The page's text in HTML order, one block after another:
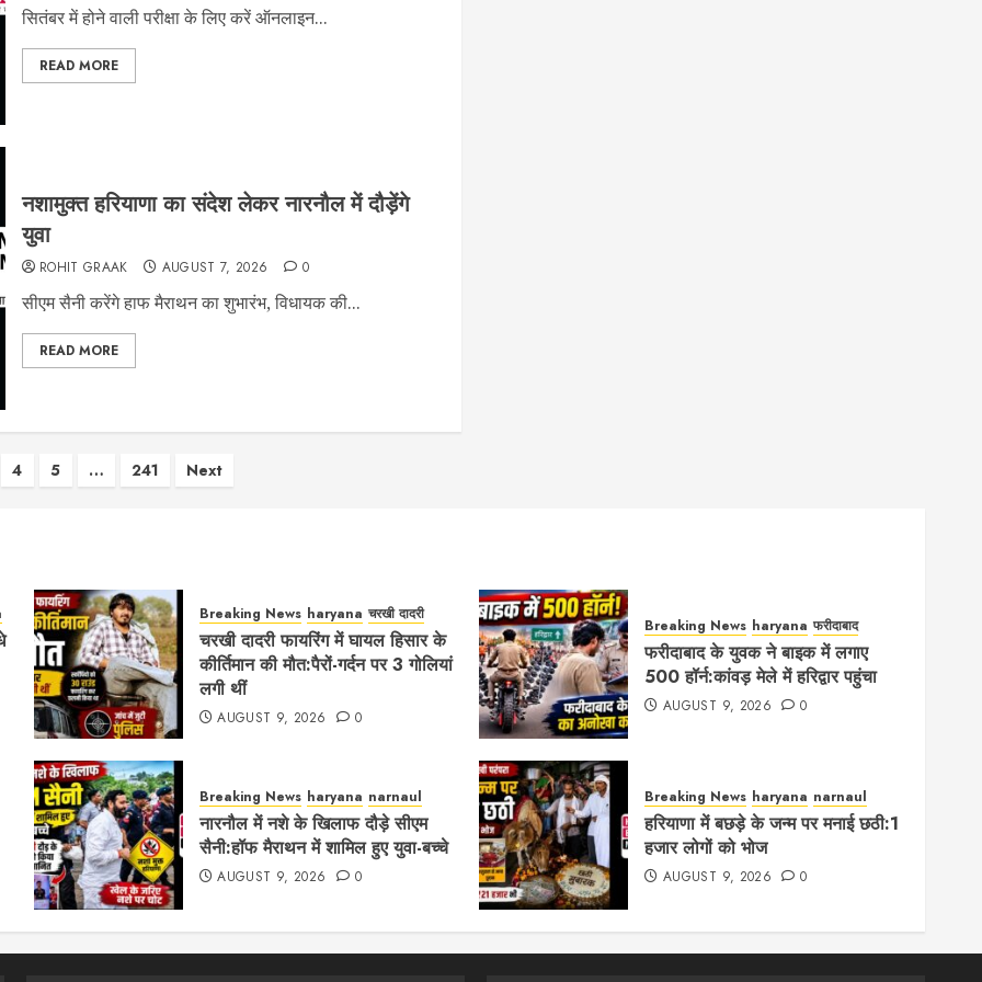
सितंबर में होने वाली परीक्षा के लिए करें ऑनलाइन...
READ MORE
नशामुक्त हरियाणा का संदेश लेकर नारनौल में दौड़ेंगे
युवा
ROHIT GRAAK AUGUST 7, 2026 0
सीएम सैनी करेंगे हाफ मैराथन का शुभारंभ, विधायक की...
READ MORE
4 5 … 241 Next
Breaking News haryana चरखी दादरी
चरखी दादरी फायरिंग में घायल हिसार के
कीर्तिमान की मौत:पैरों-गर्दन पर 3 गोलियां
लगी थीं
AUGUST 9, 2026 0
Breaking News haryana फरीदाबाद
फरीदाबाद के युवक ने बाइक में लगाए
500 हॉर्न:कांवड़ मेले में हरिद्वार पहुंचा
AUGUST 9, 2026 0
Breaking News haryana narnaul
नारनौल में नशे के खिलाफ दौड़े सीएम
सैनी:हॉफ मैराथन में शामिल हुए युवा-बच्चे
AUGUST 9, 2026 0
Breaking News haryana narnaul
हरियाणा में बछड़े के जन्म पर मनाई छठी:1
हजार लोगों को भोज
AUGUST 9, 2026 0